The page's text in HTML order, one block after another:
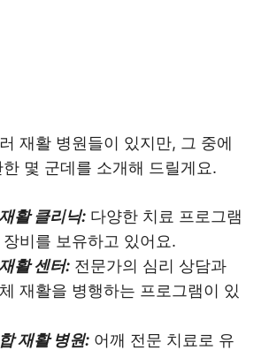
재활 병원들이 있지만, 그 중에
몇 군데를 소개해 드릴게요.
활 클리닉: 다양한 치료 프로그램
비를 보유하고 있어요.
활 센터: 전문가의 심리 상담과
재활을 병행하는 프로그램이 있
재활 병원: 어깨 전문 치료로 유